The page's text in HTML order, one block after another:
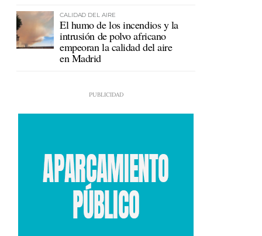
CALIDAD DEL AIRE
El humo de los incendios y la
intrusión de polvo africano
empeoran la calidad del aire
en Madrid